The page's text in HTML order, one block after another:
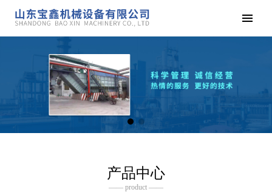
产品中心
—— product ——